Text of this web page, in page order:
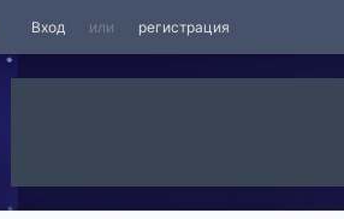
Вход или регистрация